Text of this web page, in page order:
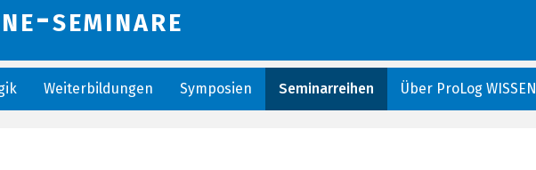
seminare
Weiterbildungen Symposien Seminarreihen Über ProLog WISSEN